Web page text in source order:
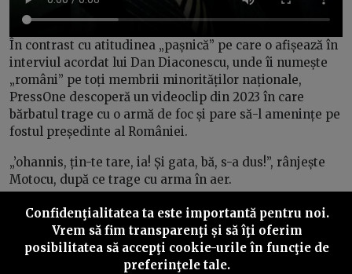
În contrast cu atitudinea „pașnică” pe care o afișează în
interviul acordat lui Dan Diaconescu, unde îi numește
„români” pe toți membrii minorităților naționale,
PressOne descoperă un videoclip din 2023 în care
bărbatul trage cu o armă de foc și pare să-l amenințe pe
fostul președinte al României.
„’ohannis, țin-te tare, ia! Și gata, bă, s-a dus!”, rânjește
Motocu, după ce trage cu arma în aer.
De altfel, în contextul declarațiilor antisemite și
instigărilor la violență apare și asocierea cu personaje
precum generalul Radu Theodoru și Adrian Robertin
Dinu - capii grupării care plănuia o lovitură de stat cu
Confidenţialitatea ta este importantă pentru noi.
Vrem să fim transparenţi și să îţi oferim
posibilitatea să accepţi cookie-urile în funcţie de
preferinţele tale.